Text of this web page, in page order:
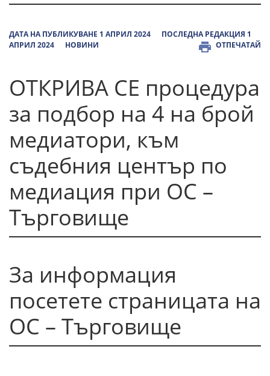
ДАТА НА ПУБЛИКУВАНЕ 1 АПРИЛ 2024
ПОСЛЕДНА РЕДАКЦИЯ 1
АПРИЛ 2024
НОВИНИ ОТПЕЧАТАЙ
ОТКРИВА СЕ процедура
за подбор на 4 на брой
медиатори, към
съдебния център по
медиация при ОС –
Търговище
За информация
посетете страницата на
ОС – Търговище